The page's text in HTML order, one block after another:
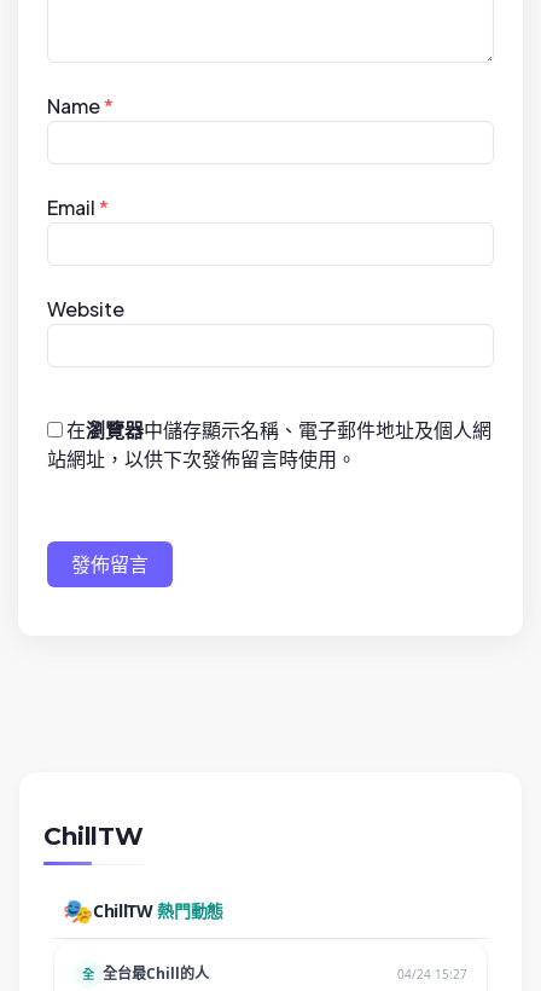
Name*
Email*
Website
在瀏覽器中儲存顯示名稱、電子郵件地址及個人網
站網址，以供下次發佈留言時使用。
發佈留言
ChillTW